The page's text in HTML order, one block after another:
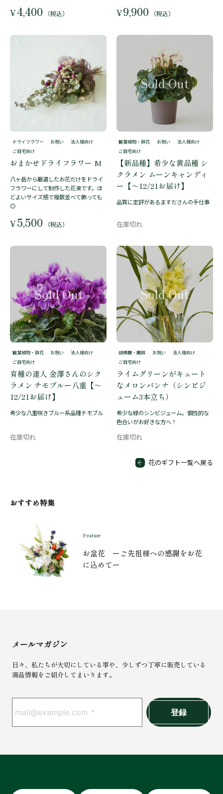
¥4,400 （税込） ¥9,900 （税込）
ドライフラワー お祝い
法人様向け
ご自宅向け
おまかせドライフラワー M
八ヶ岳から厳選したお花だけをドライ
フラワーにして制作した花束です。ほ
どよいサイズ感で複数並べて飾っても
◎
¥5,500 （税込）
観葉植物・鉢花 お祝い
法人様向け
ご自宅向け
【新品種】希少な黄品種 シ
クラメン ムーンキャンディ
ー【～12/21お届け】
品質に定評があるますださんの手仕事
観葉植物・鉢花 お祝い
法人様向け
ご自宅向け
育種の達人 金澤さんのシク
ラメン チモブルー八重【～
12/21お届け】
希少な八重咲きブルー系品種チモブル
胡蝶蘭・蘭鉢 お祝い
法人様向け
ご自宅向け
ライムグリーンがキュート
なメロンパンナ（シンビジ
ューム3本立ち）
希少な緑のシンビジューム。個性的な
色合いがお好きな方へ！
花のギフト一覧へ戻る
おすすめ特集
Feature
お盆花 ーご先祖様への感謝をお花
に込めてー
メールマガジン
日々、私たちが大切にしている事や、少しずつ丁寧に販売している
商品情報をご紹介してまいります。